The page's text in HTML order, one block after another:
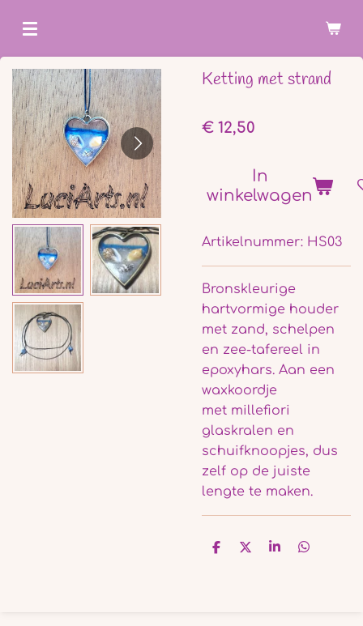
direct
naar
de
hoofdinhoud
Ketting met strand
€ 12,50
In
winkelwagen
Artikelnummer: HS03
Bronskleurige
hartvormige houder
met zand, schelpen
en zee-tafereel in
epoxyhars. Aan een
waxkoordje
met millefiori
glaskralen en
schuifknoopjes, dus
zelf op de juiste
lengte te maken.
D
D
S
D